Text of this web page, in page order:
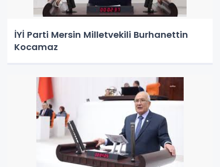
İYİ Parti Mersin Milletvekili Burhanettin
Kocamaz